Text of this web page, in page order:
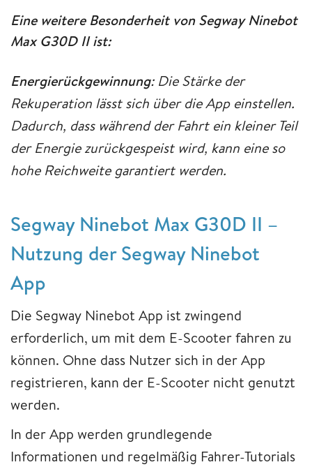
Eine weitere Besonderheit von Segway Ninebot
Max G30D II ist:
Energierückgewinnung: Die Stärke der
Rekuperation lässt sich über die App einstellen.
Dadurch, dass während der Fahrt ein kleiner Teil
der Energie zurückgespeist wird, kann eine so
hohe Reichweite garantiert werden.
Segway Ninebot Max G30D II –
Nutzung der Segway Ninebot
App
Die Segway Ninebot App ist zwingend
erforderlich, um mit dem E-Scooter fahren zu
können. Ohne dass Nutzer sich in der App
registrieren, kann der E-Scooter nicht genutzt
werden.
In der App werden grundlegende
Informationen und regelmäßig Fahrer-Tutorials